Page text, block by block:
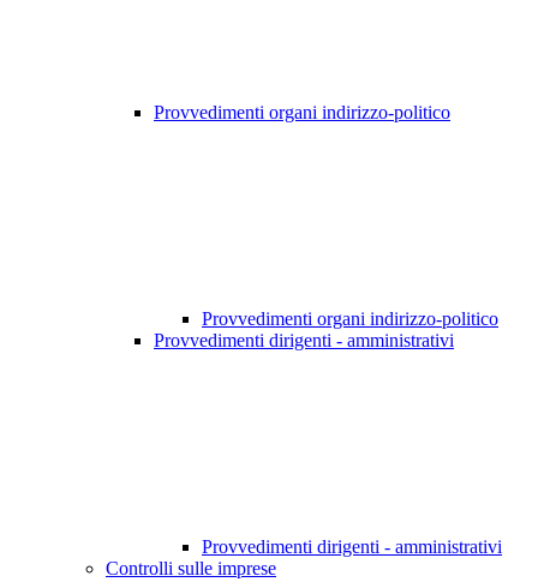
Provvedimenti organi indirizzo-politico
Provvedimenti organi indirizzo-politico
Provvedimenti dirigenti - amministrativi
Provvedimenti dirigenti - amministrativi
Controlli sulle imprese